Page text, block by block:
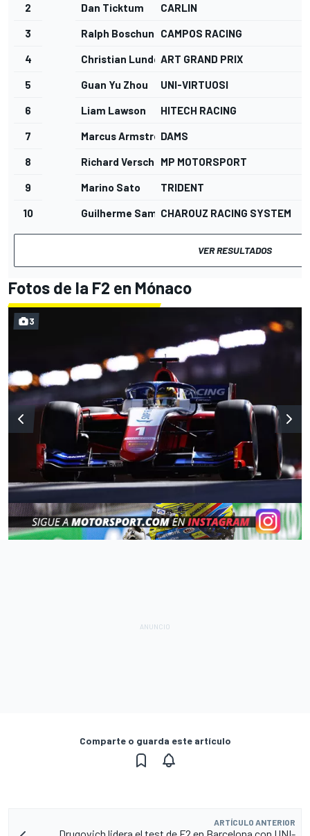
2 Dan Ticktum CARLIN
3 Ralph Boschung CAMPOS RACING
4 Christian LundgaardART GRAND PRIX
5 Guan Yu Zhou UNI-VIRTUOSI
6 Liam Lawson HITECH RACING
7 Marcus ArmstrongDAMS
8 Richard VerschoorMP MOTORSPORT
9 Marino Sato TRIDENT
10 Guilherme SamaiaCHAROUZ RACING SYSTEM
VER RESULTADOS
Fotos de la F2 en Mónaco
3
Comparte o guarda este artículo
ARTÍCULO ANTERIOR